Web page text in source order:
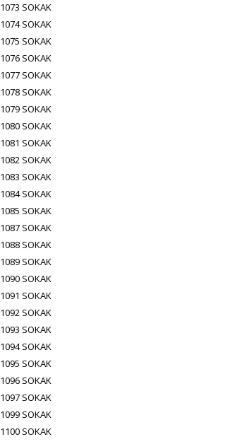
1073 SOKAK
1074 SOKAK
1075 SOKAK
1076 SOKAK
1077 SOKAK
1078 SOKAK
1079 SOKAK
1080 SOKAK
1081 SOKAK
1082 SOKAK
1083 SOKAK
1084 SOKAK
1085 SOKAK
1087 SOKAK
1088 SOKAK
1089 SOKAK
1090 SOKAK
1091 SOKAK
1092 SOKAK
1093 SOKAK
1094 SOKAK
1095 SOKAK
1096 SOKAK
1097 SOKAK
1099 SOKAK
1100 SOKAK